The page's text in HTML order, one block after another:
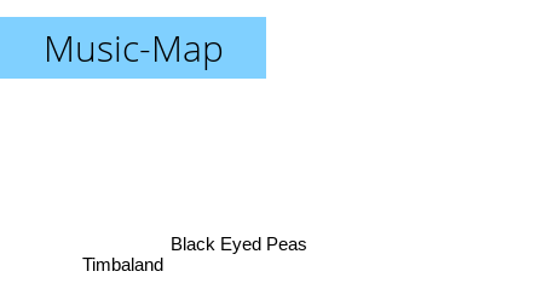
Music-Map
Black Eyed Peas
Timbaland